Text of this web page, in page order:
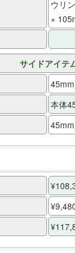
ウリ
×
サイドアイテ
本体